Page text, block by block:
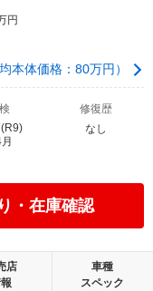
円
本体価格：80万円）
修復歴
なし
・在庫確認
店
車種
スペック